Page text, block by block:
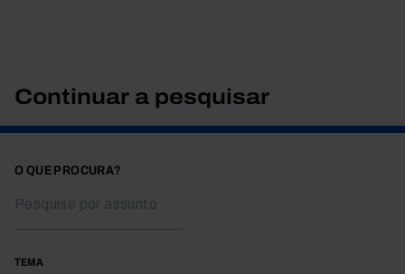
Continuar a pesquisar
O QUE PROCURA?
TEMA